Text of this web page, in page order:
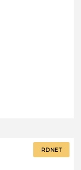
RDNET